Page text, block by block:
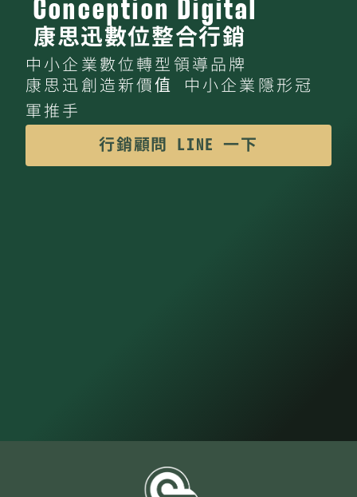
Conception Digital
康思迅數位整合行銷
中小企業數位轉型領導品牌
康思迅創造新價值 中小企業隱形冠
軍推手
行銷顧問 LINE 一下